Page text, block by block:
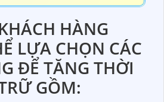
HÀNG
LỰA CHỌN CÁC
ĐỂ TĂNG THỜI
GỒM: